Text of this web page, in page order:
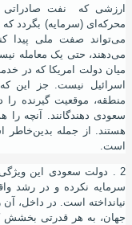
ارزشی که نفت صادراتی
محرکه‌ای (سرمایه) بگردد
می‌تواند صفت ملی پیدا
میدهند، حتی یک معامله
میان دولت امریکا که در
اسرائیل نیست. جز این‌
منطقه، موقعیت گیرنده را
سعودی دهندگانند. آنچه
هستند. از جمله بدینخاطر
است.
2 . دولت سعودی این
سرمایه نکرده و در رشد
نیانداخته
است. در داخل، آن
جهان، به هر قدرتی بخشش